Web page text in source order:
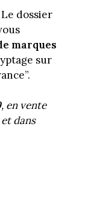
dossier
marques
sur
, en vente
dans